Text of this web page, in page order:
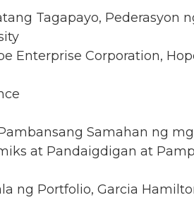
Tagapayo, Pederasyon
Enterprise Corporation,
Samahan ng
at Pandaigdigan at
ng Portfolio, Garcia